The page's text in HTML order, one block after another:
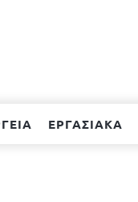
ΕΡΓΑΣΙΑΚΑ